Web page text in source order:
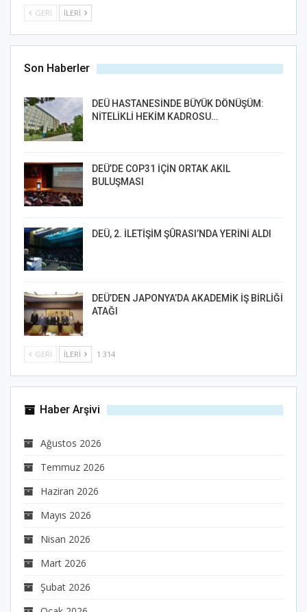
GERI İLERI
Son Haberler
DEÜ HASTANESİNDE BÜYÜK DÖNÜŞÜM:
NİTELİKLİ HEKİM KADROSU…
DEÜ’DE COP31 İÇİN ORTAK AKIL
BULUŞMASI
DEÜ, 2. İLETİŞİM ŞÛRASI’NDA YERİNİ ALDI
DEÜ’DEN JAPONYA’DA AKADEMİK İŞ BİRLİĞİ
ATAĞI
GERI İLERI 1 314
Haber Arşivi
Ağustos 2026
Temmuz 2026
Haziran 2026
Mayıs 2026
Nisan 2026
Mart 2026
Şubat 2026